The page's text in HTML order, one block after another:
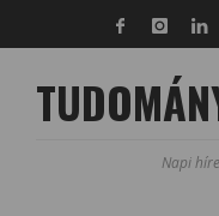
Napi